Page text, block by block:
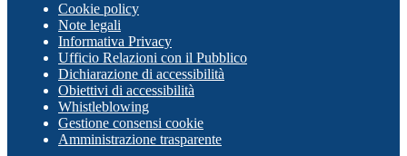
Cookie policy
Note legali
Informativa Privacy
Ufficio Relazioni con il Pubblico
Dichiarazione di accessibilità
Obiettivi di accessibilità
Whistleblowing
Gestione consensi cookie
Amministrazione trasparente